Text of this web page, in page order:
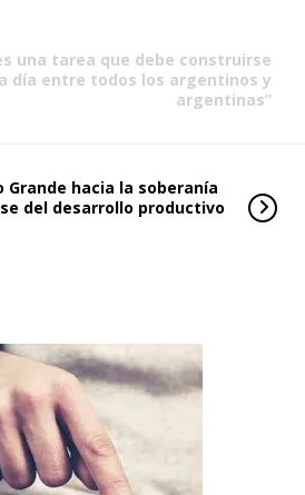
una tarea que debe construirse
día entre todos los argentinos y
argentinas”
Grande hacia la soberanía
del desarrollo productivo